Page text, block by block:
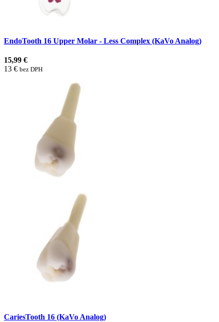
EndoTooth 16 Upper Molar - Less Complex (KaVo Analog)
15,99 €
13 € bez DPH
CariesTooth 16 (KaVo Analog)